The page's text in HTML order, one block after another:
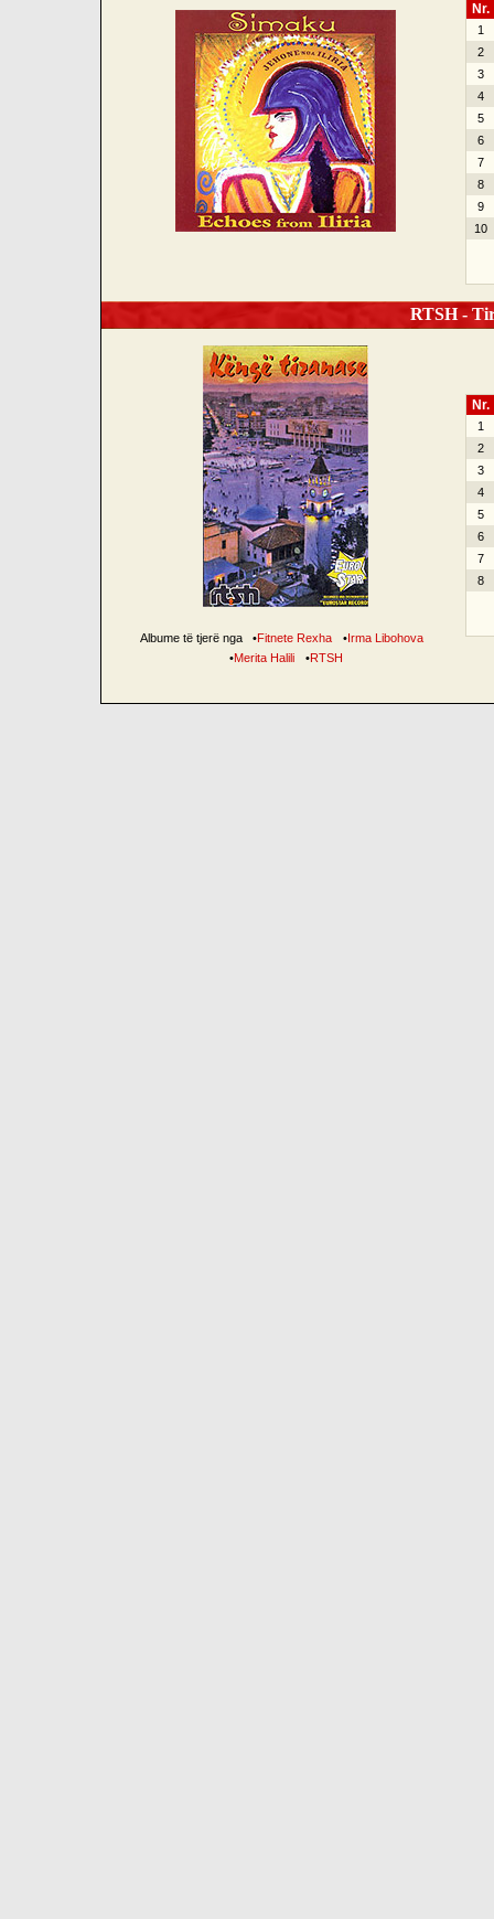
Nr.
1
2
3
4
5
6
7
8
9
10
RTSH -
Albume të tjerë nga •Fitnete Rexha •Irma Libohova
•Merita Halili •RTSH
Nr.
1
2
3
4
5
6
7
8